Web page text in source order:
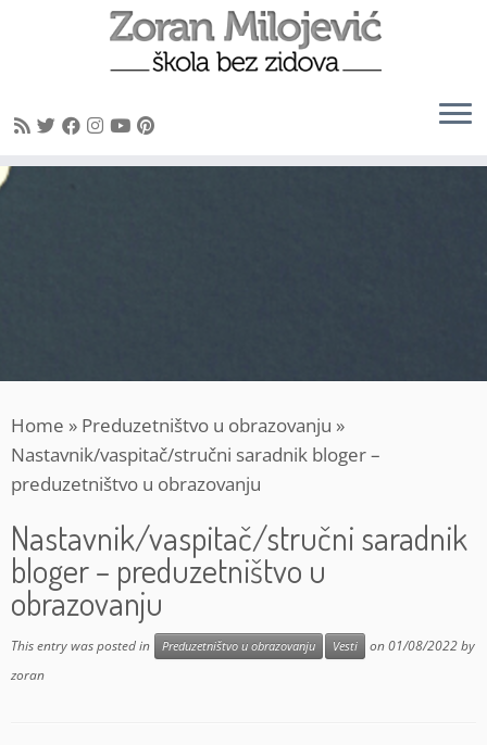
Skip
Home » Preduzetništvo u obrazovanju »
Nastavnik/vaspitač/stručni saradnik bloger –
preduzetništvo u obrazovanju
Nastavnik/vaspitač/stručni saradnik
bloger – preduzetništvo u
obrazovanju
This entry was posted in Preduzetništvo u obrazovanju Vesti on01/08/2022by
zoran